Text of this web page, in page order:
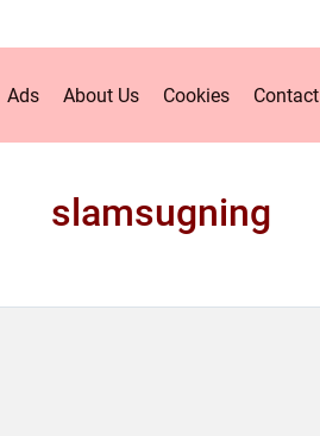
Ads About Us Cookies Contact
slamsugning